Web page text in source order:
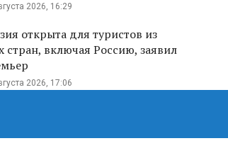
2026, 16:29
открыта для туристов из
стран, включая Россию, заявил
2026, 17:06